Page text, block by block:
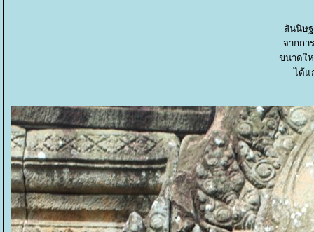
สันนิษ
จากกา
ขนาดใ
ได้แ